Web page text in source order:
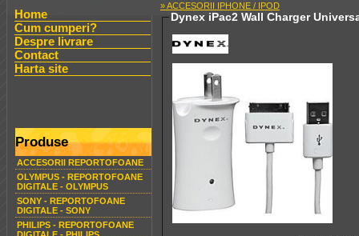
Home
Cum cumperi?
Despre livrare
Contact
Harta site
Produse
ACCESORII REPORTOFOANE
OLYMPUS - REPORTOFOANE
DIGITALE - OLYMPUS
SONY - REPORTOFOANE
DIGITALE - SONY
PHILIPS - REPORTOFOANE
» ACCESORII IPHONE / IPOD
Dynex iPac2 Wall Charger